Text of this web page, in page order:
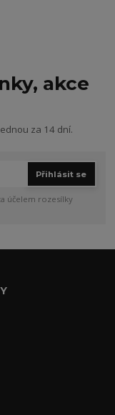
akce
za 14 dní.
Přihlásit se
účelem rozesílky